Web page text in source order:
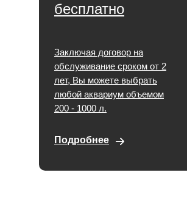
бесплатно
Заключая договор на
обслуживание сроком от 2
лет, Вы можете выбрать
любой аквариум объемом
200 - 1000 л.
Подробнее